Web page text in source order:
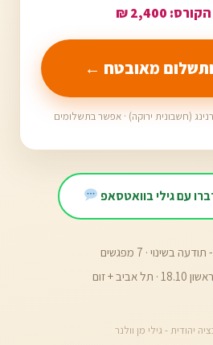
2,400 ₪
מאובטח ←
(חשבונית ירוקה) · אפשר בתשלומים
עם גילי בוואטסאפ
בשינוי · 7 מפגשים
אביב + זום
יהודית - גילי מן וולנר